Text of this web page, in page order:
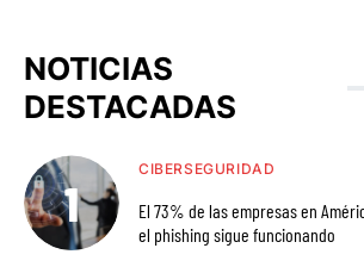
NOTICIAS
DESTACADAS
CIBERSEGURIDAD
El 73% de las empresas en
el phishing sigue funcionando